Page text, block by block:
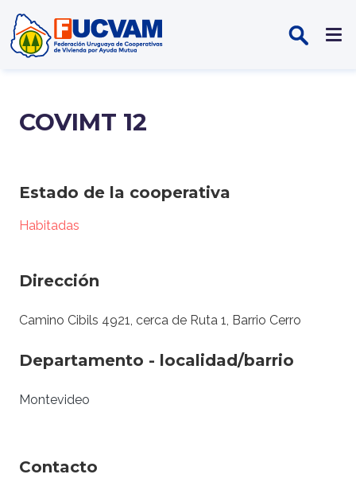
COVIMT 12
Estado de la cooperativa
Habitadas
Dirección
Camino Cibils 4921, cerca de Ruta 1, Barrio Cerro
Departamento - localidad/barrio
Montevideo
Contacto